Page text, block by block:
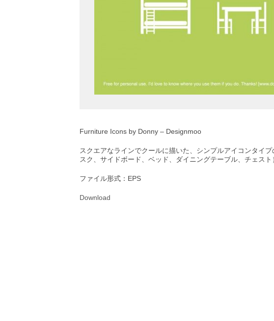
Furniture Icons by Donny – Designmoo
スクエアなラインでクールに描いた、シンプルアイコンタイ
スク、サイドボード、ベッド、ダイニングテーブル、チェスト
ファイル形式：EPS
Download